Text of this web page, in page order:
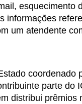
esquecimento
informações
um atendente
coordenado
parte do
distribui prêmios